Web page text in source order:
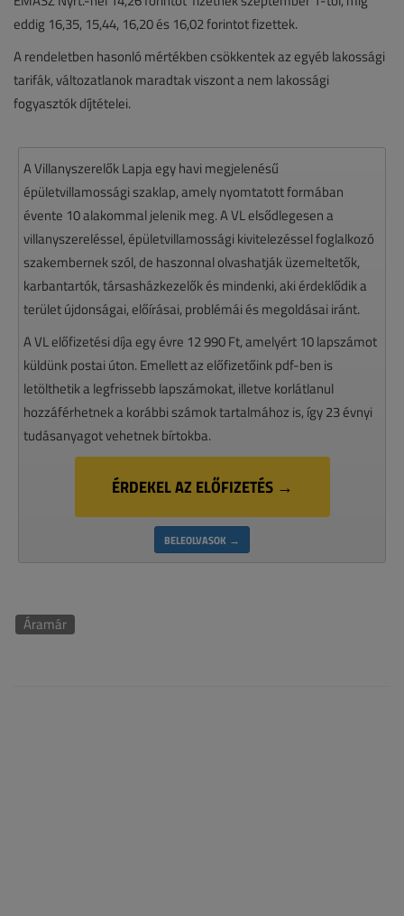
eddig 16,35, 15,44, 16,20 és 16,02 forintot fizettek.
A rendeletben hasonló mértékben csökkentek az egyéb lakossági
tarifák, változatlanok maradtak viszont a nem lakossági
fogyasztók díjtételei.
A Villanyszerelők Lapja egy havi megjelenésű
épületvillamossági szaklap, amely nyomtatott formában
évente 10 alakommal jelenik meg. A VL elsődlegesen a
villanyszereléssel, épületvillamossági kivitelezéssel foglalkozó
szakembernek szól, de haszonnal olvashatják üzemeltetők,
karbantartók, társasházkezelők és mindenki, aki érdeklődik a
terület újdonságai, előírásai, problémái és megoldásai iránt.
A VL előfizetési díja egy évre 12 990 Ft, amelyért 10 lapszámot
küldünk postai úton. Emellett az előfizetőink pdf-ben is
letölthetik a legfrissebb lapszámokat, illetve korlátlanul
hozzáférhetnek a korábbi számok tartalmához is, így 23 évnyi
tudásanyagot vehetnek bírtokba.
ÉRDEKEL AZ ELŐFIZETÉS →
BELEOLVASOK →
Áramár